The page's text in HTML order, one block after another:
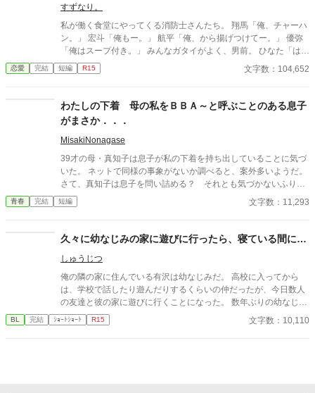
「強がらなくていいですよ。俺の前では、もう」 指先が榊のネク
タイを掴む。 引き寄せられた瞬間、榊の理性は音を立てて崩れ
た。 拒むことも、許すこともできないまま、 彼は“部下”の手によ
って、ひとつずつ乱されていく。 言葉で支配され、触れられるた
びに、自分の知らなかった感情と快楽を知る。それは、上司とし
ての誇りを壊すほどに甘く、逃れられないほどに深い。 だが、篠
から思ってたんです。 あなたが誰かに“支配される”ところ、き
っと綺麗だろうなって」 支配する側だったはずの男が、 支配され
立場も理性も、すべてが絡み合うオフィスの夜。 秘密の扉を開け
た榊は、もう戻れない。 快楽に溺れるその瞬間まで、彼を待つの
は破滅か、それとも救いか。 ――これは、ひとりの上司が“愛”と
いう名の支配に沈んでいく物語。
すずなり。
私が働く食堂にやってくる消防士さんたち。 翔馬「俺、チャーハ
ン。」 宏斗「俺もー。」 航平「俺、から揚げつけてー。」 優弥
「俺はスープ付き。」 みんなガタイがよく、男前。 ひなた「はー
いっ。ちょっと待ってくださいねーっ。」 慌ただしい昼時を過ぎ
ると、私の仕事は終わる。 終わった後、私は行かなきゃいけない
ー。」 保育園に迎えに行かなきゃいけない子、『太陽』。 私は子
供と一緒に・・・暮らしてる。 ーーーーーーーーーーーーーーー
ー 翔馬「おいおい嘘だろ？」 宏斗「子供・・・いたんだ・・。」
航平「いくつん時の子だよ・・・・。」 優弥「マジか・・・。」
消防署で開かれたお祭りに連れて行った太陽。 太陽の存在を知っ
た一人の消防士さんが・・・私に言った。 「俺は太陽がいてもい
い。・・・太陽の『パパ』になる。」 「俺はひなたが好き
だ。・・・絶対振り向かせるから覚悟しとけよ？」 ※お話に出て
くる内容は、全て想像の世界です。現実世界とは何ら関係ありま
いただけたら幸いです。 楽しんでいただけたら嬉しく思います。
恋愛 完結 短編 R15 文字数：104,652
わたしの下着 母の私をＢＢＡ～と呼ぶことのある息子
がまさか．．．
MisakiNonagase
39才の母・真知子は息子が私の下着を持ち出していることに気づ
いた。 ネットで同様の事象がないか調べると、案外多いようだ。
さて、真知子は息子を問い詰める？ それとも気づかないふりを
青春 完結 短編 文字数：11,293
久々に幼なじみの家に遊びに行ったら、寝ている間に…
しゅうじつ
俺の隣の家に住んでいる有沢は幼なじみだ。 高校に入ってから
は、学校で話したり遊んだりするくらいの仲だったが、今日数人
の友達と彼の家に遊びに行くことになった。 数年ぶりの幼なじみ
の家を懐かしんでいる中、いつの間にか友人たちは帰っており、
幼なじみと2人きりに。 そこで俺は彼の部屋であるものを見つけ
BL 完結 ｼｮｰﾄｼｮｰﾄ R15 文字数：10,110